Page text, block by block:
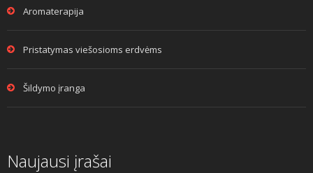
Aromaterapija
Pristatymas viešosioms erdvėms
Šildymo įranga
Naujausi įrašai